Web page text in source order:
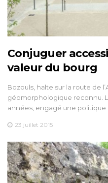
Conjuguer
valeur du bourg
Bozouls, halte sur la route de
géomorphologique reconnu.
années, engagé une politique
23 juillet 2015